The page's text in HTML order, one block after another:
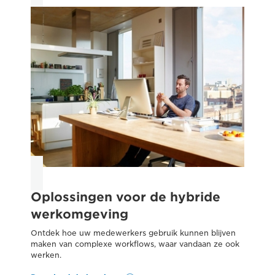
Oplossingen voor de hybride
werkomgeving
Ontdek hoe uw medewerkers gebruik kunnen blijven
maken van complexe workflows, waar vandaan ze ook
werken.